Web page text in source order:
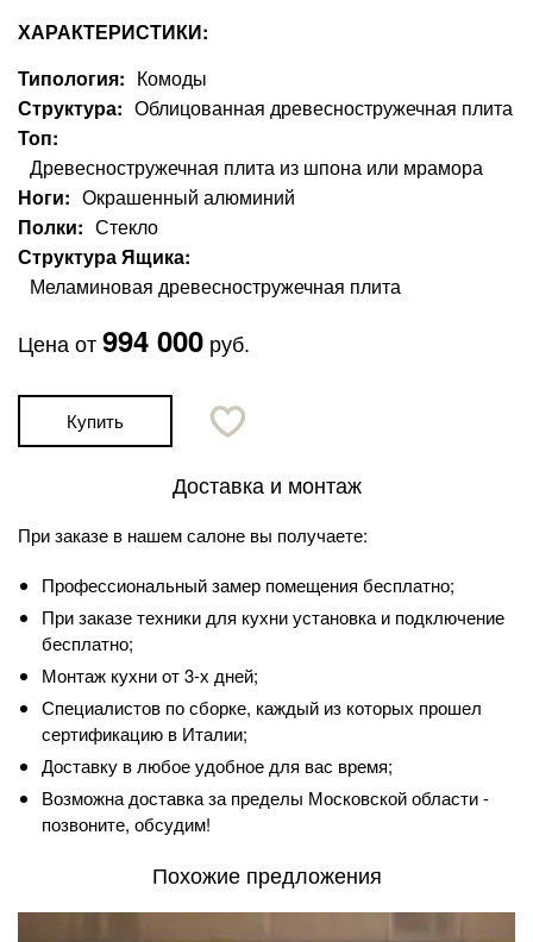
ХАРАКТЕРИСТИКИ:
Типология
Комоды
Структура
Облицованная древесностружечная плита
Топ
Древесностружечная плита из шпона или мрамора
Ноги
Окрашенный алюминий
Полки
Стекло
Структура Ящика
Меламиновая древесностружечная плита
Цена от994 000 руб.
Купить
Доставка и монтаж
При заказе в нашем салоне вы получаете:
Профессиональный замер помещения бесплатно;
При заказе техники для кухни установка и подключение
бесплатно;
Монтаж кухни от 3-х дней;
Специалистов по сборке, каждый из которых прошел
сертификацию в Италии;
Доставку в любое удобное для вас время;
Возможна доставка за пределы Московской области -
позвоните, обсудим!
Похожие предложения